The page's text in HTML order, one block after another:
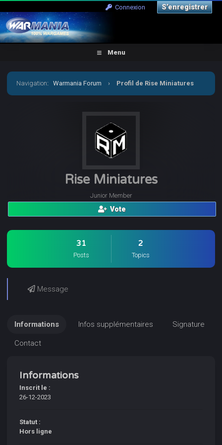
Connexion S’enregistrer
Menu
Navigation:Warmania Forum › Profil de Rise Miniatures
Rise Miniatures
Junior Member
Vote
31
Posts
2
Topics
Message
Informations Infos supplémentaires Signature
Contact
Informations
Inscrit le :
26-12-2023
Statut :
Hors ligne